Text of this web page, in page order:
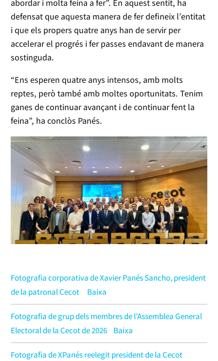
abordar i molta feina a fer”. En aquest sentit, ha
defensat que aquesta manera de fer defineix l’entitat
i que els propers quatre anys han de servir per
accelerar el progrés i fer passes endavant de manera
sostinguda.
“Ens esperen quatre anys intensos, amb molts
reptes, però també amb moltes oportunitats. Tenim
ganes de continuar avançant i de continuar fent la
feina”, ha conclòs Panés.
Fotografia corporativa de Xavier Panés Sancho, president
de la patronal Cecot
Baixa
Fotografia de grup dels membres de l’Assemblea General
Electoral de la Cecot de 2026
Baixa
Fotografia de XPanés reelegit president de la Cecot